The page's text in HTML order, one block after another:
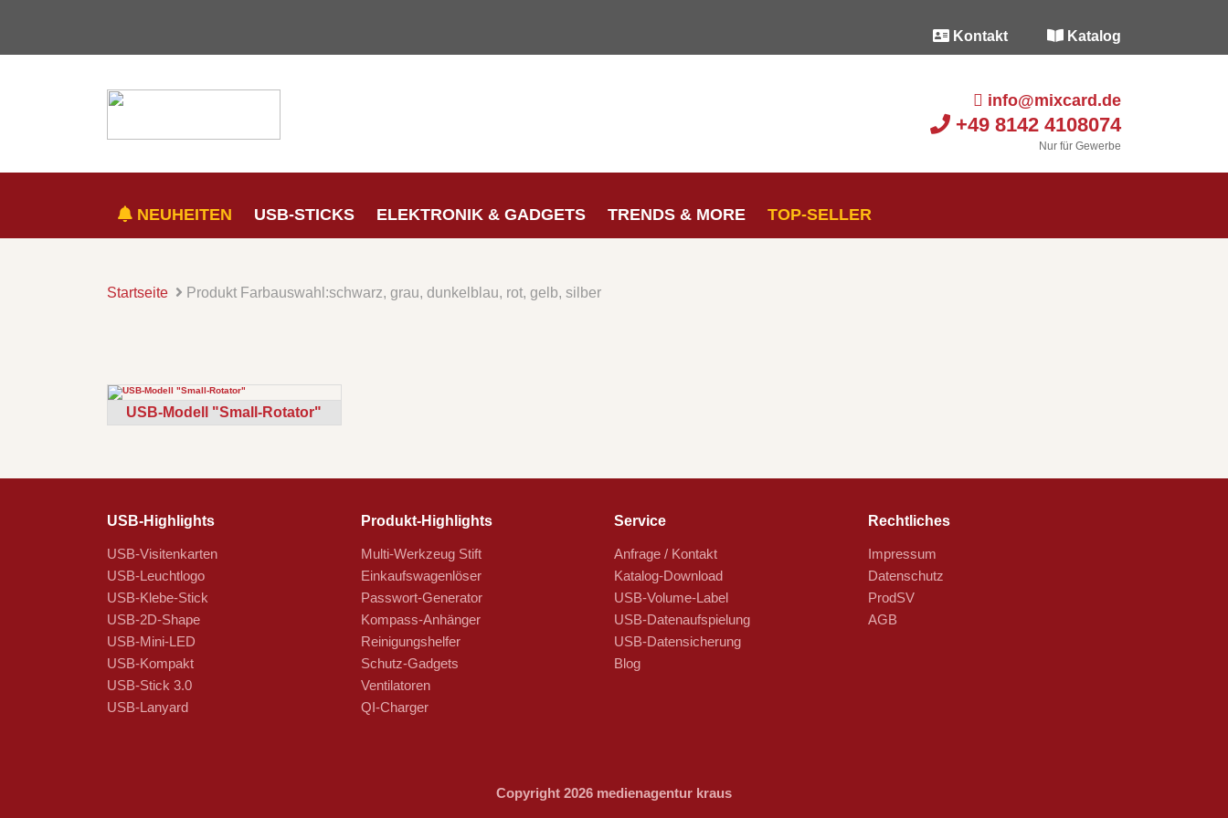
Kontakt Katalog
info@mixcard.de
+49 8142 4108074
Nur für Gewerbe
NEUHEITEN USB-STICKS ELEKTRONIK & GADGETS TRENDS & MORE TOP-SELLER
Startseite Produkt Farbauswahl:schwarz, grau, dunkelblau, rot, gelb, silber
USB-Modell "Small-Rotator"
USB-Highlights
USB-Visitenkarten
USB-Leuchtlogo
USB-Klebe-Stick
USB-2D-Shape
USB-Mini-LED
USB-Kompakt
USB-Stick 3.0
USB-Lanyard
Produkt-Highlights
Multi-Werkzeug Stift
Einkaufswagenlöser
Passwort-Generator
Kompass-Anhänger
Reinigungshelfer
Schutz-Gadgets
Ventilatoren
QI-Charger
Service
Anfrage / Kontakt
Katalog-Download
USB-Volume-Label
USB-Datenaufspielung
USB-Datensicherung
Blog
Rechtliches
Impressum
Datenschutz
ProdSV
AGB
Copyright 2026 medienagentur kraus